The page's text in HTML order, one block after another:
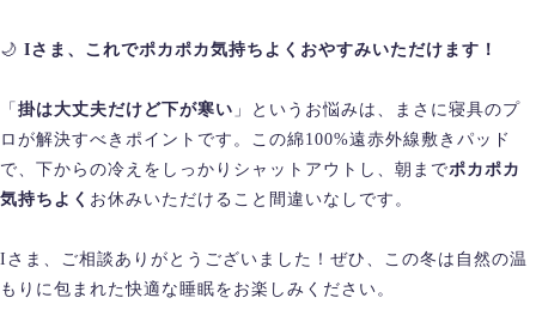
🌙 Iさま、これでポカポカ気持ちよくおやすみいただけます！
「 掛は大丈夫だけど下が寒い 」というお悩みは、まさに寝具のプ
ロが解決すべきポイントです。この綿100%遠赤外線敷きパッド
で、下からの冷えをしっかりシャットアウトし、朝までポカポカ
気持ちよく お休みいただけること間違いなしです。
Iさま、ご相談ありがとうございました！ぜひ、この冬は自然の温
もりに包まれた快適な睡眠をお楽しみください。